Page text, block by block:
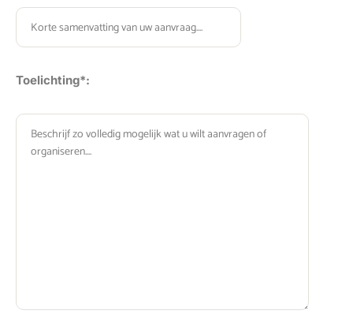
Gelieve dit veld leeg te laten.
Toelichting*: